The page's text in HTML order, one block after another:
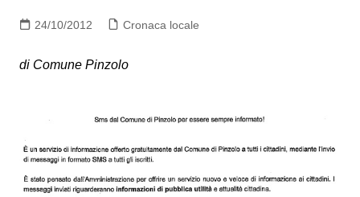
24/10/2012 Cronaca locale
di Comune Pinzolo